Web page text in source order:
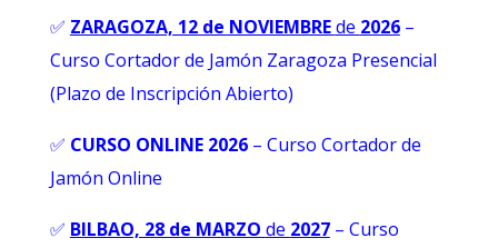
✅ ZARAGOZA, 12 de NOVIEMBREde 2026–
Curso Cortador de Jamón Zaragoza Presencial
(Plazo de Inscripción Abierto)
✅ CURSO ONLINE 2026– Curso Cortador de
Jamón Online
✅ BILBAO, 28 de MARZO de 2027– Curso